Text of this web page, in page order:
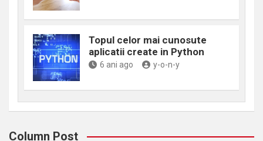
Topul celor mai cunosute
aplicatii create in Python
6 ani ago y-o-n-y
Column Post